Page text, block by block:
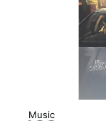
Music